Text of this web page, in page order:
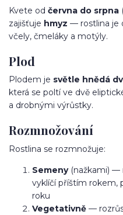
Kvete od června do srpna
zajišťuje hmyz — rostlina je
včely, čmeláky a motýly.
Plod
Plodem je světle hnědá
která se poltí ve dvě
a drobnými výrůstky.
Rozmnožování
Rostlina se rozmnožuje:
Semeny(nažkami) —
vyklíčí příštím rokem,
roku
Vegetativně —